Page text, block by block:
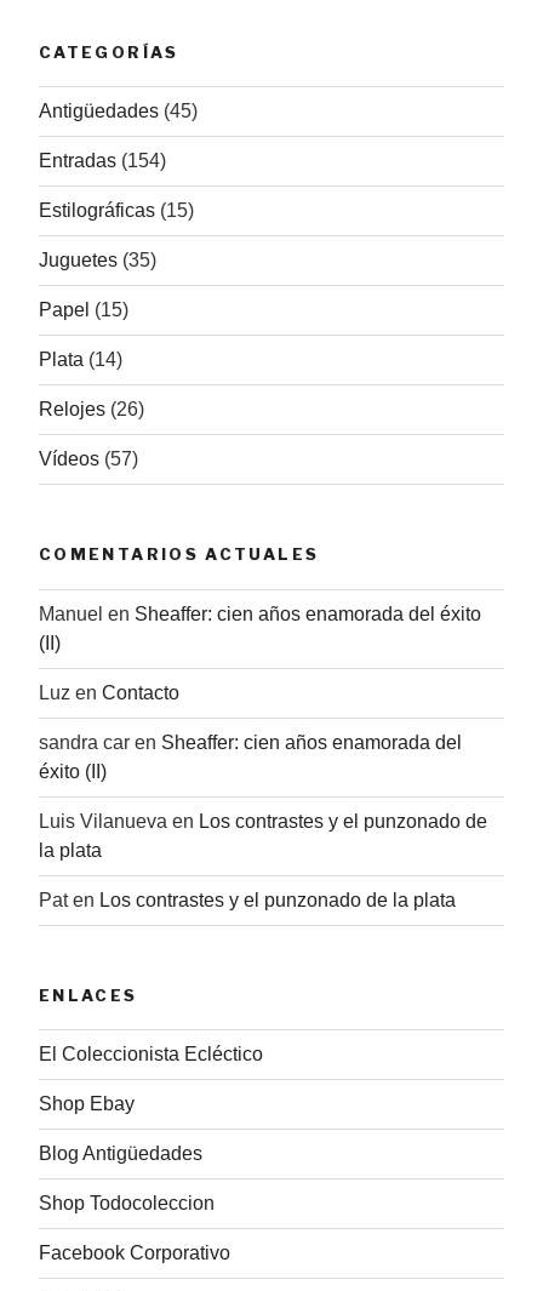
CATEGORÍAS
Antigüedades (45)
Entradas (154)
Estilográficas (15)
Juguetes (35)
Papel (15)
Plata (14)
Relojes (26)
Vídeos (57)
COMENTARIOS ACTUALES
Manuel en Sheaffer: cien años enamorada del éxito
(II)
Luz en Contacto
sandra car en Sheaffer: cien años enamorada del
éxito (II)
Luis Vilanueva en Los contrastes y el punzonado de
la plata
Paten Los contrastes y el punzonado de la plata
ENLACES
El Coleccionista Ecléctico
Shop Ebay
Blog Antigüedades
Shop Todocoleccion
Facebook Corporativo